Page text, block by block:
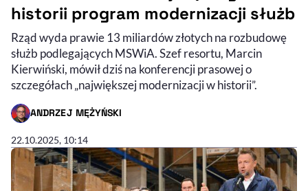
historii program modernizacji służb
Rząd wyda prawie 13 miliardów złotych na rozbudowę
służb podlegających MSWiA. Szef resortu, Marcin
Kierwiński, mówił dziś na konferencji prasowej o
szczegółach „największej modernizacji w historii”.
ANDRZEJ MĘŻYŃSKI
- AUTOR ARTYKUŁU - PROFIL
22.10.2025, 10:14